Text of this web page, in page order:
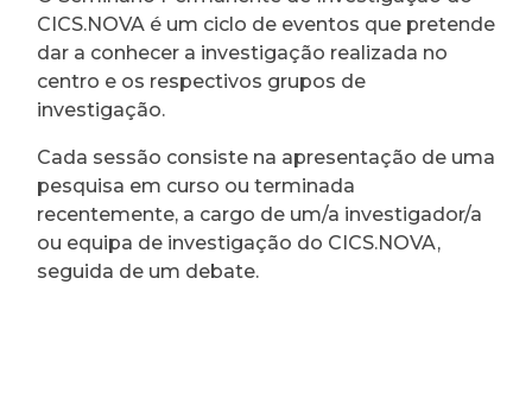
CICS.NOVA é um ciclo de eventos que pretende
dar a conhecer a investigação realizada no
centro e os respectivos grupos de
investigação.
Cada sessão consiste na apresentação de uma
pesquisa em curso ou terminada
recentemente, a cargo de um/a investigador/a
ou equipa de investigação do CICS.NOVA,
seguida de um debate.